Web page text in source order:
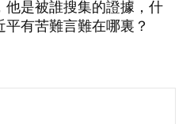
是被誰搜集的證據，什
有苦難言難在哪裏？